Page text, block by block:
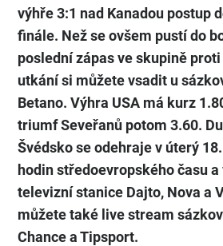
výhře 3:1 nad Kanadou postup
finále. Než se ovšem pustí do
poslední zápas ve skupině
utkání si můžete vsadit u
Betano. Výhra USA má kurz
triumf Seveřanů potom 3.60.
Švédsko se odehraje v úterý
hodin středoevropského času
televizní stanice Dajto, Nova a
můžete také live stream
Chance a Tipsport.